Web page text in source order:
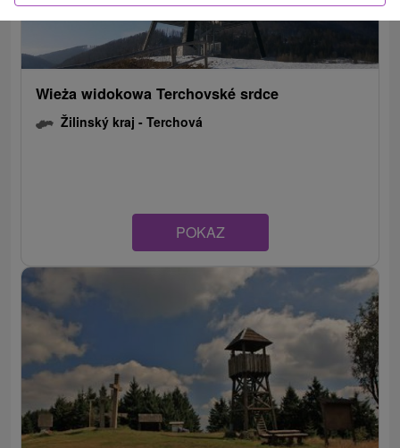
Wieża widokowa Terchovské srdce
Žilinský kraj -Terchová
POKAZ